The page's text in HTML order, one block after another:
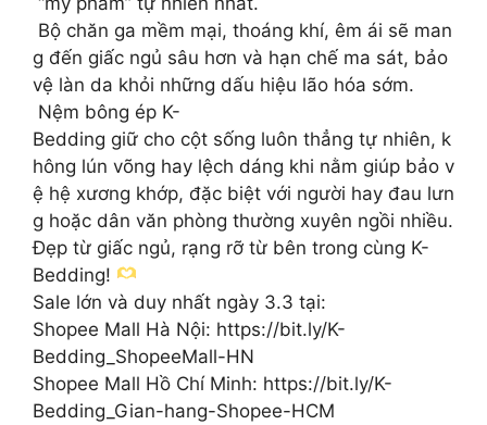
Bộ chăn ga mềm mại, thoáng khí, êm ái sẽ man
g đến giấc ngủ sâu hơn và hạn chế ma sát, bảo
vệ làn da khỏi những dấu hiệu lão hóa sớm.
Nệm bông ép K-
Bedding giữ cho cột sống luôn thẳng tự nhiên, k
hông lún võng hay lệch dáng khi nằm giúp bảo v
ệ hệ xương khớp, đặc biệt với người hay đau lưn
g hoặc dân văn phòng thường xuyên ngồi nhiều.
Đẹp từ giấc ngủ, rạng rỡ từ bên trong cùng K-
Bedding!
Sale lớn và duy nhất ngày 3.3 tại:
Shopee Mall Hà Nội: https://bit.ly/K-
Bedding_ShopeeMall-HN
Shopee Mall Hồ Chí Minh: https://bit.ly/K-
Bedding_Gian-hang-Shopee-HCM